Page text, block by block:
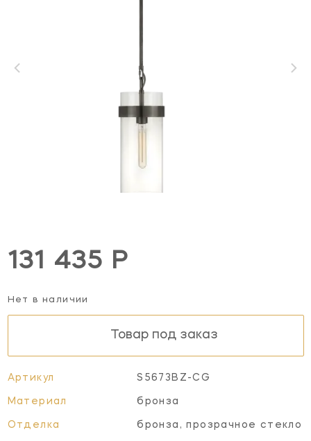
131 435 Р
Нет в наличии
Товар под заказ
Артикул S5673BZ-CG
Материал бронза
Отделка бронза, прозрачное стекло